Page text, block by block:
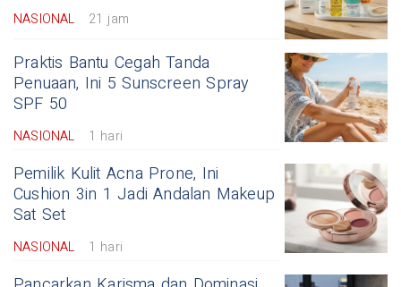
NASIONAL 21 jam
Praktis Bantu Cegah Tanda
Penuaan, Ini 5 Sunscreen Spray
SPF 50
NASIONAL 1 hari
Pemilik Kulit Acna Prone, Ini
Cushion 3in 1 Jadi Andalan Makeup
Sat Set
NASIONAL 1 hari